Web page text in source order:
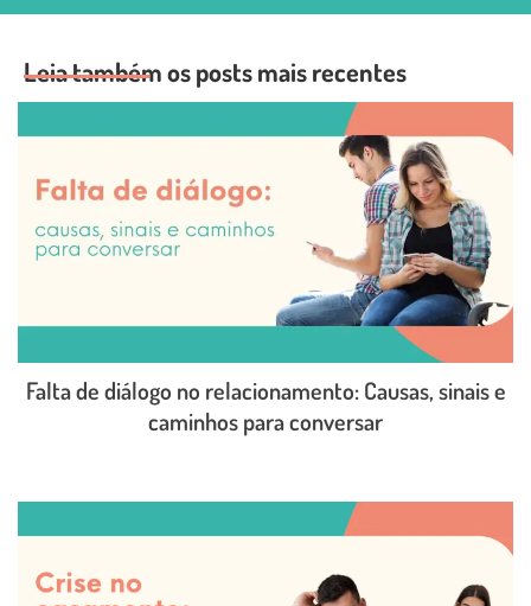
Leia também os posts mais recentes
Falta de diálogo no relacionamento: Causas, sinais e
caminhos para conversar